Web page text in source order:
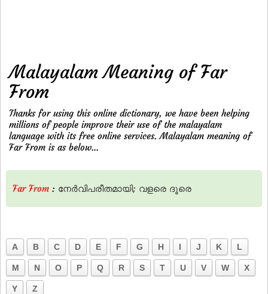
Malayalam Meaning of Far
From
Thanks for using this online dictionary, we have been helping
millions of people improve their use of the malayalam
language with its free online services. Malayalam meaning of
Far From is as below...
Far From : നേര്‍വിപരീതമായി; വളരെ ദൂരെ
A B C D E F G H I J K L
M N O P Q R S T U V W X
Y Z